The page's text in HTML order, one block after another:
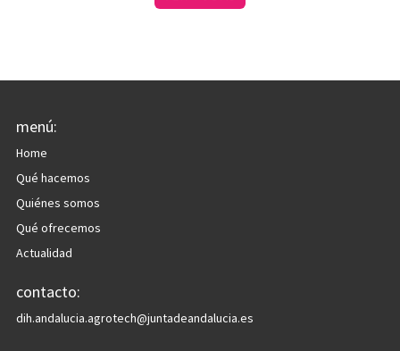
menú:
Home
Qué hacemos
Quiénes somos
Qué ofrecemos
Actualidad
contacto:
dih.andalucia.agrotech@juntadeandalucia.es